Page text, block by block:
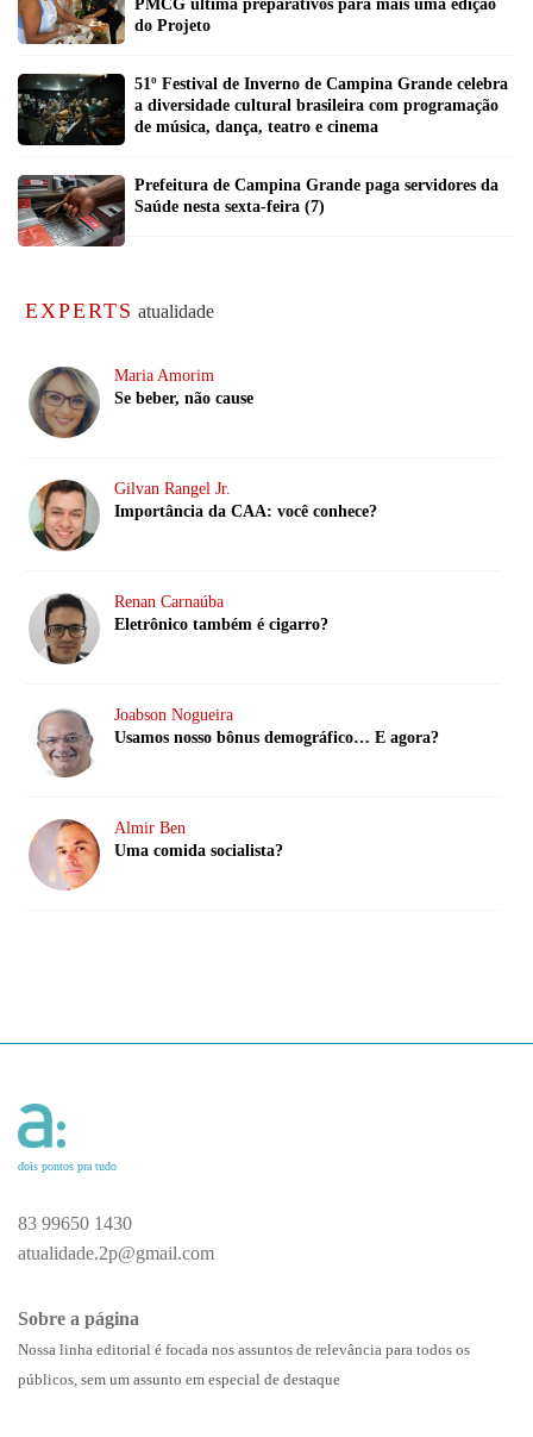
PMCG ultima preparativos para mais uma edição
do Projeto
51º Festival de Inverno de Campina Grande celebra
a diversidade cultural brasileira com programação
de música, dança, teatro e cinema
Prefeitura de Campina Grande paga servidores da
Saúde nesta sexta-feira (7)
EXPERTS atualidade
Maria Amorim
Se beber, não cause
Gilvan Rangel Jr.
Importância da CAA: você conhece?
Renan Carnaúba
Eletrônico também é cigarro?
Joabson Nogueira
Usamos nosso bônus demográfico… E agora?
Almir Ben
Uma comida socialista?
dois pontos pra tudo
83 99650 1430
atualidade.2p@gmail.com
Sobre a página
Nossa linha editorial é focada nos assuntos de relevância para todos os
públicos, sem um assunto em especial de destaque